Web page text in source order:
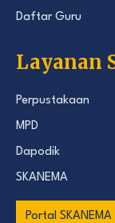
Daftar Guru
Layanan
Perpustakaan
MPD
Dapodik
SKANEMA
Portal SKANEMA